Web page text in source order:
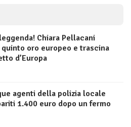
Chiara Pellacani
oro europeo e trascina
d’Europa
agenti della polizia locale
1.400 euro dopo un fermo